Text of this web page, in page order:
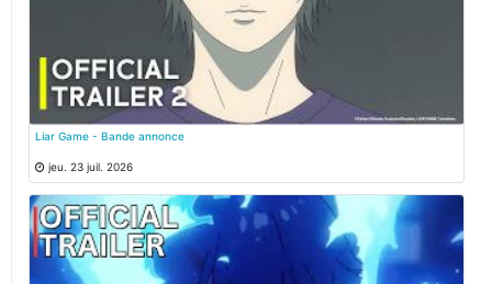
Liar Game - Bande annonce
jeu. 23 juil. 2026